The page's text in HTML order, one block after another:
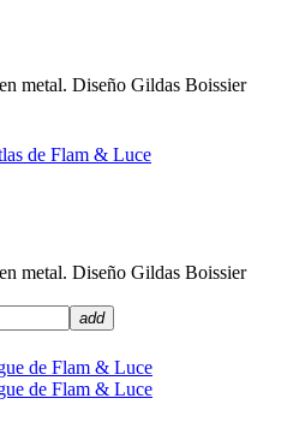
metal. Diseño Gildas Boissier
metal. Diseño Gildas Boissier
add